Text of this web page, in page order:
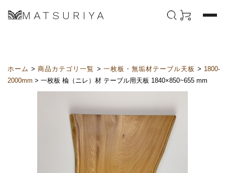
MATSURIYA
ホーム >商品カテゴリ一覧 > 一枚板・無垢材テーブル天板 > 1800-
2000mm > 一枚板 楡（ニレ）材 テーブル用天板 1840×850~655 mm